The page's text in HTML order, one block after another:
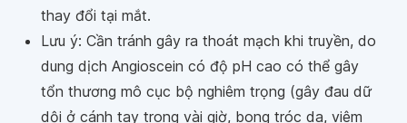
thay đổi tại mắt.
Lưu ý: Cần tránh gây ra thoát mạch khi truyền, do
dung dịch Angioscein có độ pH cao có thể gây
tổn thương mô cục bộ nghiêm trọng (gây đau dữ
dội ở cánh tay trong vài giờ, bong tróc da, viêm